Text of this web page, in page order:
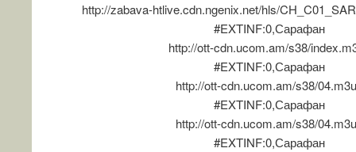
http://zabava-htlive.cdn.ngenix.net/hls/
#EXTINF:0,Сарафан
http://ott-cdn.ucom.am/s38/
#EXTINF:0,Сарафан
http://ott-cdn.ucom.am/s38/
#EXTINF:0,Сарафан
http://ott-cdn.ucom.am/s38/
#EXTINF:0,Сарафан